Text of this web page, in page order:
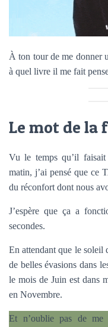
À ton tour de me donner
à quel livre il me fait
Le mot de la
Vu le temps qu’il
matin, j’ai pensé que ce
du réconfort dont nous
J’espère que ça a
secondes.
En attendant que le soleil
de belles évasions dans
le mois de Juin est dans
en Novembre.
Et n’oublie pas de